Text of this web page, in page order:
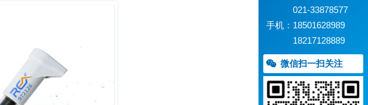
021-33878577
手机：18501628989
18217128889
微信扫一扫关注